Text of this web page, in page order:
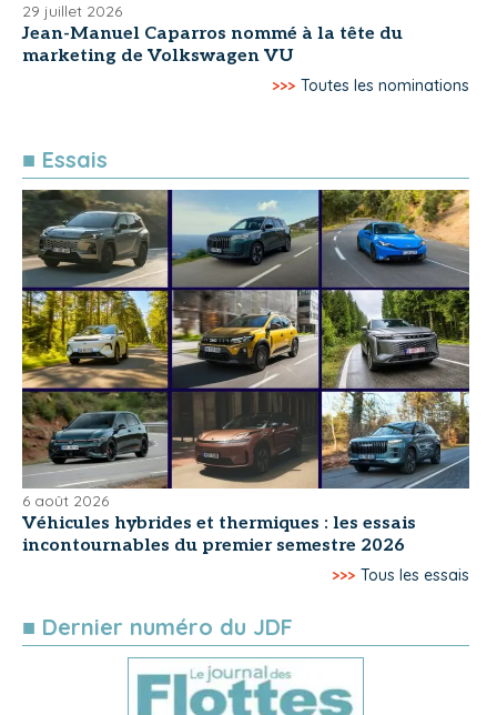
29 juillet 2026
Jean-Manuel Caparros nommé à la tête du
marketing de Volkswagen VU
>>> Toutes les nominations
■ Essais
6 août 2026
Véhicules hybrides et thermiques : les essais
incontournables du premier semestre 2026
>>> Tous les essais
■ Dernier numéro du JDF